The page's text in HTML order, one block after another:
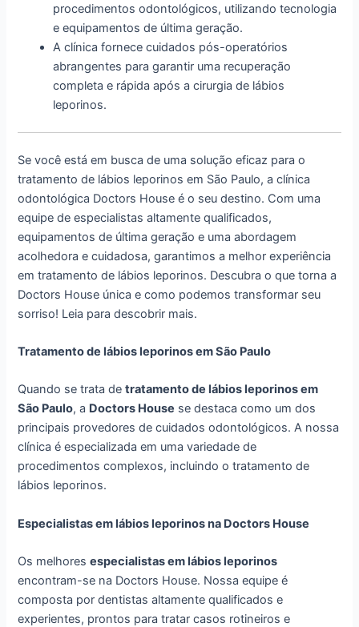
procedimentos odontológicos, utilizando tecnologia
e equipamentos de última geração.
A clínica fornece cuidados pós-operatórios
abrangentes para garantir uma recuperação
completa e rápida após a cirurgia de lábios
leporinos.
Se você está em busca de uma solução eficaz para o
tratamento de lábios leporinos em São Paulo, a clínica
odontológica Doctors House é o seu destino. Com uma
equipe de especialistas altamente qualificados,
equipamentos de última geração e uma abordagem
acolhedora e cuidadosa, garantimos a melhor experiência
em tratamento de lábios leporinos. Descubra o que torna a
Doctors House única e como podemos transformar seu
sorriso! Leia para descobrir mais.
Tratamento de lábios leporinos em São Paulo
Quando se trata detratamento de lábios leporinos em
São Paulo, a Doctors House se destaca como um dos
principais provedores de cuidados odontológicos. A nossa
clínica é especializada em uma variedade de
procedimentos complexos, incluindo o tratamento de
lábios leporinos.
Especialistas em lábios leporinos na Doctors House
Os melhoresespecialistas em lábios leporinos
encontram-se na Doctors House. Nossa equipe é
composta por dentistas altamente qualificados e
experientes, prontos para tratar casos rotineiros e